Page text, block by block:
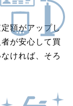
額がアップし
が安心して買
ければ、そろ